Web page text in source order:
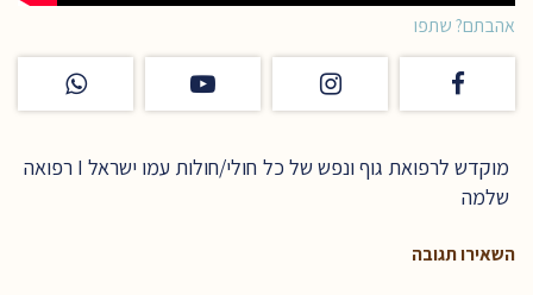
אהבתם? שתפו
מוקדש לרפואת גוף ונפש של כל חולי/חולות עמו ישראל I רפואה
שלמה
השאירו תגובה